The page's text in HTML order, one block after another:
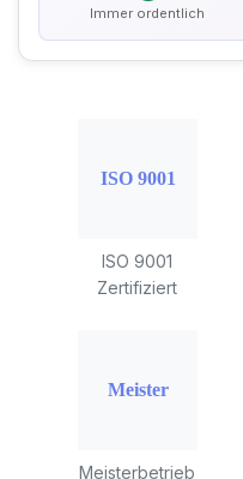
Immer ordentlich
ISO 9001
Zertifiziert
Meisterbetrieb